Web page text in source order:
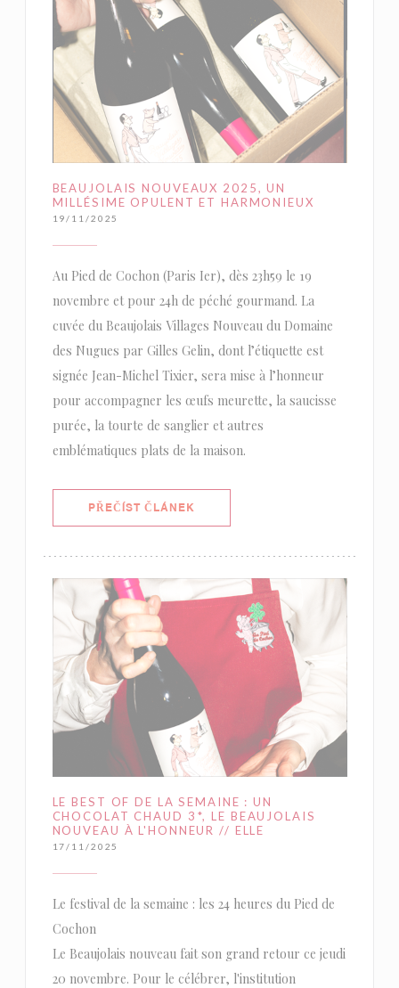
BEAUJOLAIS NOUVEAUX 2025, UN
MILLÉSIME OPULENT ET HARMONIEUX
19/11/2025
Au Pied de Cochon (Paris Ier), dès 23h59 le 19
novembre et pour 24h de péché gourmand. La
cuvée du Beaujolais Villages Nouveau du Domaine
des Nugues par Gilles Gelin, dont l’étiquette est
signée Jean-Michel Tixier, sera mise à l’honneur
pour accompagner les œufs meurette, la saucisse
purée, la tourte de sanglier et autres
emblématiques plats de la maison.
PŘEČÍST ČLÁNEK
LE BEST OF DE LA SEMAINE : UN
CHOCOLAT CHAUD 3*, LE BEAUJOLAIS
NOUVEAU À L'HONNEUR // ELLE
17/11/2025
Le festival de la semaine : les 24 heures du Pied de
Cochon
Le Beaujolais nouveau fait son grand retour ce jeudi
20 novembre. Pour le célébrer, l'institution